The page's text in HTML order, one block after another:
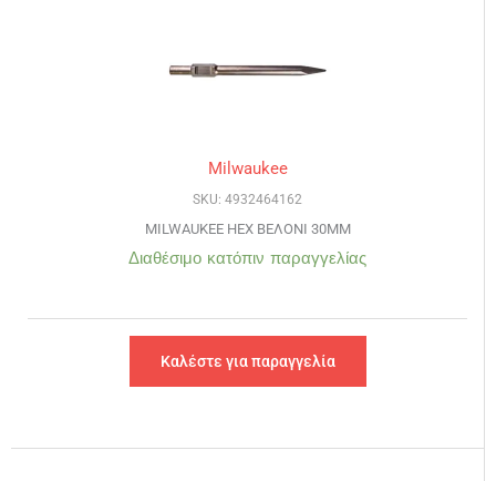
Milwaukee
SKU: 4932464162
MILWAUKEE HEX ΒΕΛΟΝΙ 30MM
Διαθέσιμο κατόπιν παραγγελίας
Καλέστε για παραγγελία